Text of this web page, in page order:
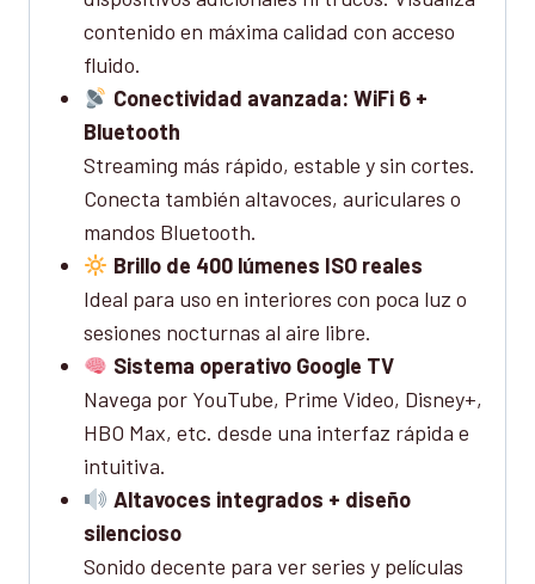
contenido en máxima calidad con acceso
fluido.
Conectividad avanzada: WiFi 6 +
Bluetooth
Streaming más rápido, estable y sin cortes.
Conecta también altavoces, auriculares o
mandos Bluetooth.
Brillo de 400 lúmenes ISO reales
Ideal para uso en interiores con poca luz o
sesiones nocturnas al aire libre.
Sistema operativo Google TV
Navega por YouTube, Prime Video, Disney+,
HBO Max, etc. desde una interfaz rápida e
intuitiva.
Altavoces integrados + diseño
silencioso
Sonido decente para ver series y películas